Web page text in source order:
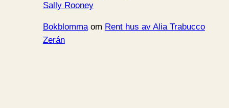
Sally Rooney
Bokblommaom Rent hus av Alia Trabucco
Zerán